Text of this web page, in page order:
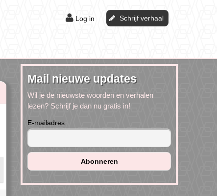
Log in Schrijf verhaal
Mail nieuwe updates
Wil je de nieuwste woorden en verhalen
lezen? Schrijf je dan nu gratis in!
E-mailadres